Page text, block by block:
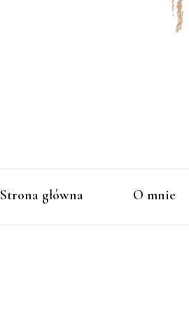
Strona główna O mnie